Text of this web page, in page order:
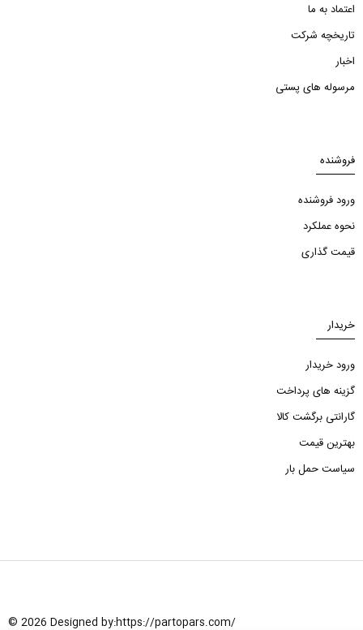
اعتماد به ما
تاریخچه شرکت
اخبار
مرسوله های پستی
فروشنده
ورود فروشنده
نحوه عملکرد
قیمت گذاری
خریدار
ورود خریدار
گزینه های پرداخت
گارانتی برگشت کالا
بهترین قیمت
سیاست حمل بار
© 2026 Designed by:https://partopars.com/